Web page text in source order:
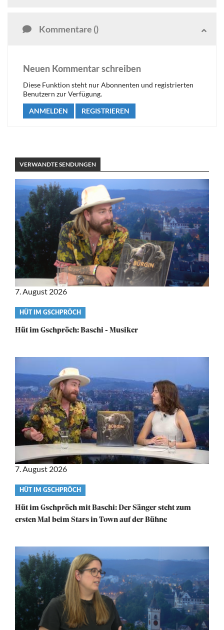
Kommentare ()
Neuen Kommentar schreiben
Diese Funktion steht nur Abonnenten und registrierten
Benutzern zur Verfügung.
ANMELDEN
REGISTRIEREN
VERWANDTE SENDUNGEN
Video
category
HÜT IM GSCHPRÖCH
Hüt im Gschpröch: Baschi - Musiker
7. August 2026
Video
category
HÜT IM GSCHPRÖCH
Hüt im Gschpröch mit Baschi: Der Sänger steht zum
ersten Mal beim Stars in Town auf der Bühne
7. August 2026